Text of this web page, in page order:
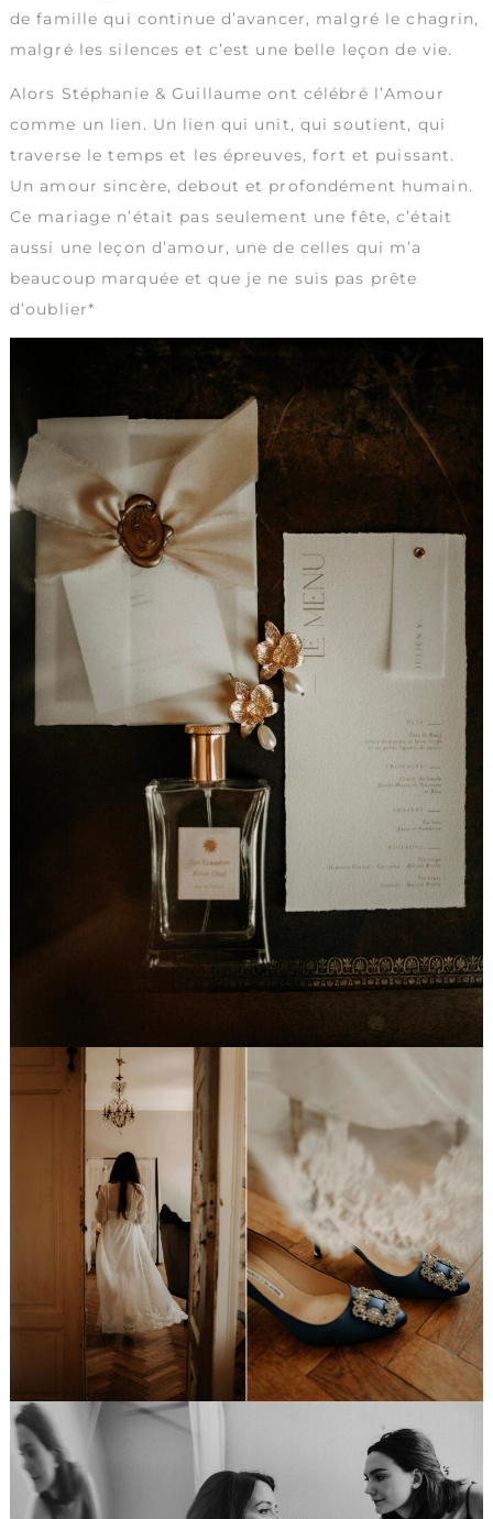
de famille qui continue d’avancer, malgré le chagrin,
malgré les silences et c’est une belle leçon de vie.
Alors Stéphanie & Guillaume ont célébré l’Amour
comme un lien. Un lien qui unit, qui soutient, qui
traverse le temps et les épreuves, fort et puissant.
Un amour sincère, debout et profondément humain.
Ce mariage n’était pas seulement une fête, c’était
aussi une leçon d’amour, une de celles qui m’a
beaucoup marquée et que je ne suis pas prête
d’oublier*